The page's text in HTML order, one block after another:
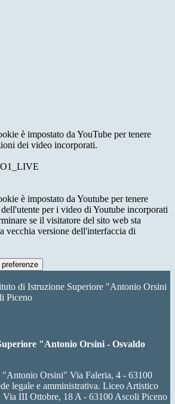
è impostato da YouTube per tenere
dei video incorporati.
è impostato da Youtube per tenere
per i video di Youtube incorporati
se il visitatore del sito web sta
vecchia versione dell'interfaccia di
di Istruzione Superiore "Antonio Orsini
Piceno
"Antonio Orsini - Osvaldo
Orsini" Via Faleria, 4 - 63100
legale e amministrativa. Liceo Artistico
III Ottobre, 18 A - 63100 Ascoli Piceno